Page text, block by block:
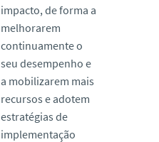
impacto, de forma a
melhorarem
continuamente o
seu desempenho e
a mobilizarem mais
recursos e adotem
estratégias de
implementação